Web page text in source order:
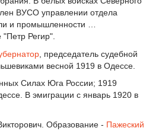
ВУСО управлении отдела
и промышленности …
Регир".
, председатель судебной
весной 1919 в Одессе.
Силах Юга России; 1919
В эмиграции с январь 1920 в
Образование - Пажеский